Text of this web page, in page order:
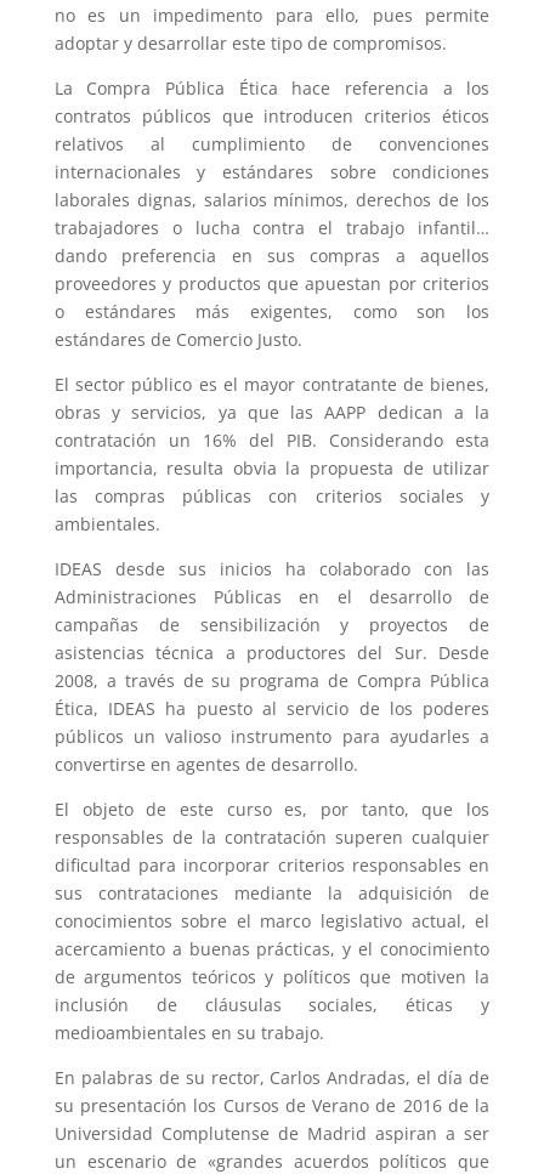
no es un impedimento para ello, pues permite
adoptar y desarrollar este tipo de compromisos.
La Compra Pública Ética hace referencia a los
contratos públicos que introducen criterios éticos
relativos al cumplimiento de convenciones
internacionales y estándares sobre condiciones
laborales dignas, salarios mínimos, derechos de los
trabajadores o lucha contra el trabajo infantil…
dando preferencia en sus compras a aquellos
proveedores y productos que apuestan por criterios
o estándares más exigentes, como son los
estándares de Comercio Justo.
El sector público es el mayor contratante de bienes,
obras y servicios, ya que las AAPP dedican a la
contratación un 16% del PIB. Considerando esta
importancia, resulta obvia la propuesta de utilizar
las compras públicas con criterios sociales y
ambientales.
IDEAS desde sus inicios ha colaborado con las
Administraciones Públicas en el desarrollo de
campañas de sensibilización y proyectos de
asistencias técnica a productores del Sur. Desde
2008, a través de su programa de Compra Pública
Ética, IDEAS ha puesto al servicio de los poderes
públicos un valioso instrumento para ayudarles a
convertirse en agentes de desarrollo.
El objeto de este curso es, por tanto, que los
responsables de la contratación superen cualquier
dificultad para incorporar criterios responsables en
sus contrataciones mediante la adquisición de
conocimientos sobre el marco legislativo actual, el
acercamiento a buenas prácticas, y el conocimiento
de argumentos teóricos y políticos que motiven la
inclusión de cláusulas sociales, éticas y
medioambientales en su trabajo.
En palabras de su rector, Carlos Andradas, el día de
su presentación los Cursos de Verano de 2016 de la
Universidad Complutense de Madrid aspiran a ser
un escenario de «grandes acuerdos políticos que